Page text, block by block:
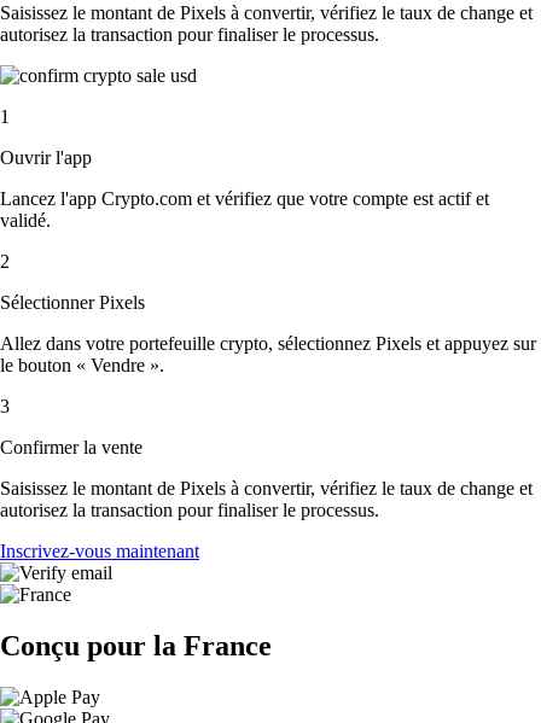
Saisissez le montant de Pixels à convertir, vérifiez le taux de change et
autorisez la transaction pour finaliser le processus.
1
Ouvrir l'app
Lancez l'app Crypto.com et vérifiez que votre compte est actif et
validé.
2
Sélectionner Pixels
Allez dans votre portefeuille crypto, sélectionnez Pixels et appuyez sur
le bouton « Vendre ».
3
Confirmer la vente
Saisissez le montant de Pixels à convertir, vérifiez le taux de change et
autorisez la transaction pour finaliser le processus.
Inscrivez-vous maintenant
Conçu pour la France